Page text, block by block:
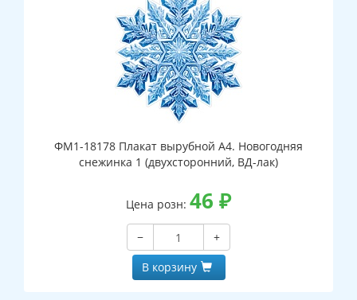
ФМ1-18178 Плакат вырубной А4. Новогодняя
снежинка 1 (двухсторонний, ВД-лак)
Цена розн: 46 ₽
−
+
В корзину